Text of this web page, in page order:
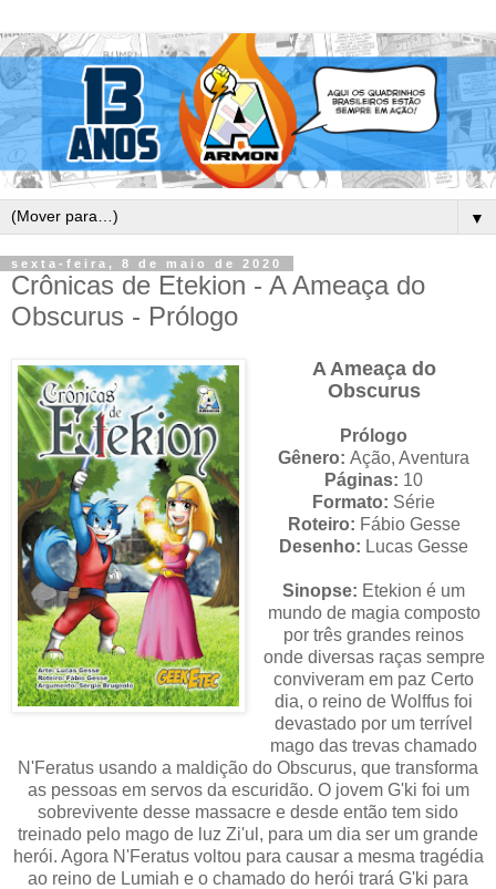
▼
sexta-feira, 8 de maio de 2020
Crônicas de Etekion - A Ameaça do
Obscurus - Prólogo
A Ameaça do
Obscurus
Prólogo
Gênero: Ação, Aventura
Páginas: 10
Formato: Série
Roteiro: Fábio Gesse
Desenho: Lucas Gesse
Sinopse: Etekion é um
mundo de magia composto
por três grandes reinos
onde diversas raças sempre
conviveram em paz Certo
dia, o reino de Wolffus foi
devastado por um terrível
mago das trevas chamado
N'Feratus usando a maldição do Obscurus, que transforma
as pessoas em servos da escuridão. O jovem G'ki foi um
sobrevivente desse massacre e desde então tem sido
treinado pelo mago de luz Zi'ul, para um dia ser um grande
herói. Agora N'Feratus voltou para causar a mesma tragédia
ao reino de Lumiah e o chamado do herói trará G'ki para